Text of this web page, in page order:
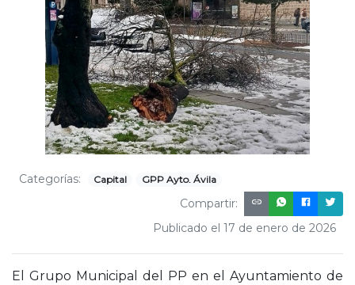
Categorías: Capital GPP Ayto. Ávila
Compartir:
Publicado el 17 de enero de 2026
El Grupo Municipal del PP en el Ayuntamiento de